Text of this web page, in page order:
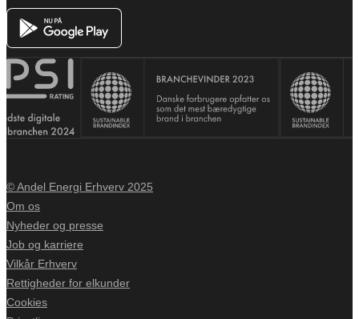
© Andel Energi Erhverv 2025
Om os
Nyheder og presse
Job og karriere
Vilkår Erhverv
Rettigheder for elkunder
Cookies